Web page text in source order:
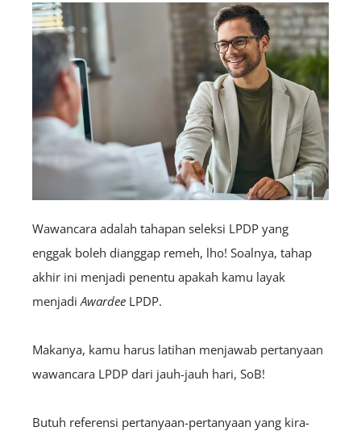
Wawancara adalah tahapan seleksi LPDP yang
enggak boleh dianggap remeh, lho! Soalnya, tahap
akhir ini menjadi penentu apakah kamu layak
menjadiAwardee LPDP.
Makanya, kamu harus latihan menjawab pertanyaan
wawancara LPDP dari jauh-jauh hari, SoB!
Butuh referensi pertanyaan-pertanyaan yang kira-